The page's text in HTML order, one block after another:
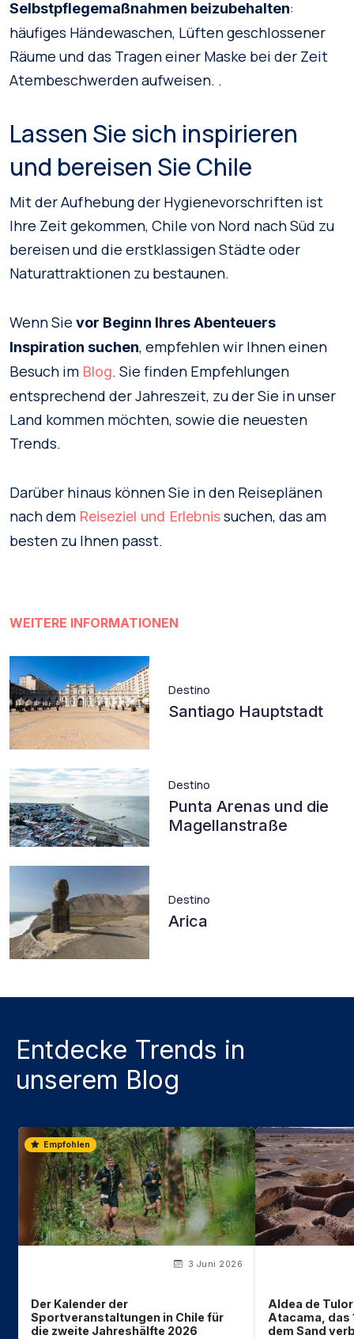
Selbstpflegemaßnahmen beizubehalten:
häufiges Händewaschen, Lüften geschlossener
Räume und das Tragen einer Maske bei der Zeit
Atembeschwerden aufweisen. .
Lassen Sie sich inspirieren
und bereisen Sie Chile
Mit der Aufhebung der Hygienevorschriften ist
Ihre Zeit gekommen, Chile von Nord nach Süd zu
bereisen und die erstklassigen Städte oder
Naturattraktionen zu bestaunen.
Wenn Sie vor Beginn Ihres Abenteuers
Inspiration suchen, empfehlen wir Ihnen einen
Besuch im Blog. Sie finden Empfehlungen
entsprechend der Jahreszeit, zu der Sie in unser
Land kommen möchten, sowie die neuesten
Trends.
Darüber hinaus können Sie in den Reiseplänen
nach dem Reiseziel und Erlebnissuchen, das am
besten zu Ihnen passt.
WEITERE INFORMATIONEN
Destino
Santiago Hauptstadt
Destino
Punta Arenas und die
Magellanstraße
Destino
Arica
Entdecke Trends in
unserem Blog
Empfohlen
3 Juni 2026
Der Kalender der
Sportveranstaltungen in Chile für
die zweite Jahreshälfte 2026
Aldea de
Atacama, das
dem Sand